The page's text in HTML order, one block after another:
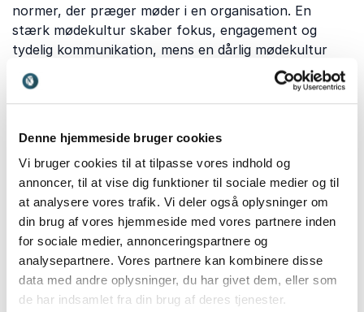
Denne hjemmeside bruger cookies
Vi bruger cookies til at tilpasse vores indhold og
annoncer, til at vise dig funktioner til sociale medier og til
at analysere vores trafik. Vi deler også oplysninger om
din brug af vores hjemmeside med vores partnere inden
for sociale medier, annonceringspartnere og
analysepartnere. Vores partnere kan kombinere disse
data med andre oplysninger, du har givet dem, eller som
de har indsamlet fra din brug af deres tjenester.
normer, der præger møder i en organisation. En
stærk mødekultur skaber fokus, engagement og
tydelig kommunikation, mens en dårlig mødekultur
kan føre til frustration, tidsspilde og manglende
produktivitet. I moderne arbejdsliv fylder møder mere
end nogensinde før – både fysisk og digitalt. Derfor er
relevante, effektive og værdiskabende. Foredrag om
mødekultur giver indsigt i, hvordan man styrker
samarbejde og arbejdsglæde gennem bedre møder.
Hvilke emner dækker vores
foredrag om mødekultur?